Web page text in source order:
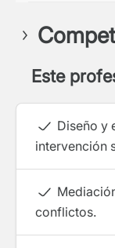
Este
Diseño y
intervención
conflictos.